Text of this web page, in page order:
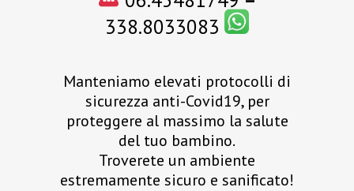
338.8033083
Manteniamo elevati protocolli di
sicurezza anti-Covid19, per
proteggere al massimo la salute
del tuo bambino.
Troverete un ambiente
estremamente sicuro e sanificato!